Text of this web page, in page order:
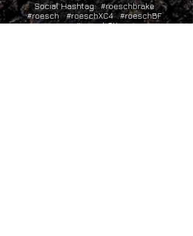
Social Hashtag: #roeschbrake
#roesch #roeschXC4 #roeschBF
#roeschCX